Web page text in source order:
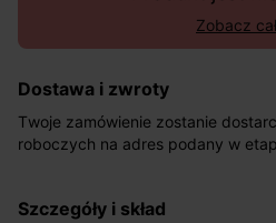
Zobacz
Dostawa i zwroty
Twoje zamówienie zostanie
roboczych na adres podany w
pośrednictwem DHL Express.
szczegóły i skład